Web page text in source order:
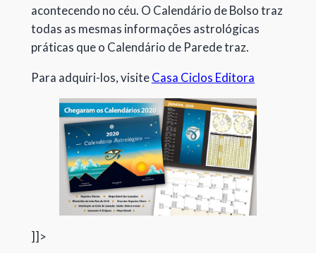
acontecendo no céu. O Calendário de Bolso traz
todas as mesmas informações astrológicas
práticas que o Calendário de Parede traz.
Para adquiri-los, visiteCasa Ciclos Editora
]]>